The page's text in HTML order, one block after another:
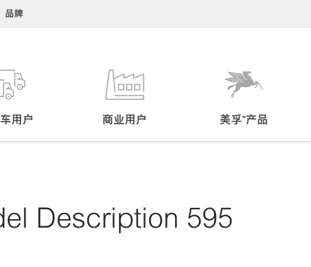
品牌
用户 商业用户 美孚™产品
Description 595